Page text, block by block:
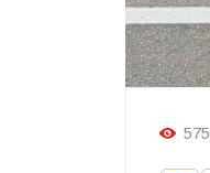
575